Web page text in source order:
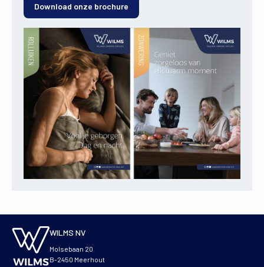
Download onze brochure
WILMS NV
Molsebaan 20
B-2450 Meerhout